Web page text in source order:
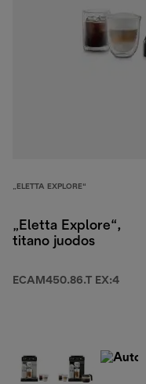
„ELETTA EXPLORE“
„Eletta Explore“,
titano juodos
ECAM450.86.T EX:4